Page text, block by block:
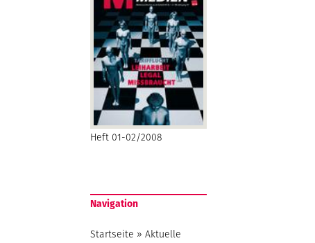
Heft 01-02/2008
Navigation
Startseite »Aktuelle